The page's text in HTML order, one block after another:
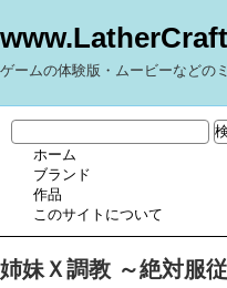
ゲームの体験版・ムービーなどの
ホーム
ブランド
作品
このサイトについて
姉妹Ｘ調教 ～絶対服